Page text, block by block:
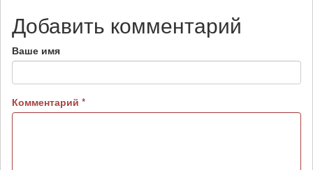
Добавить комментарий
Ваше имя
Комментарий *